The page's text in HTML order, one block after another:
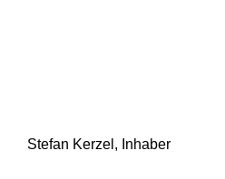
Stefan Kerzel, Inhaber